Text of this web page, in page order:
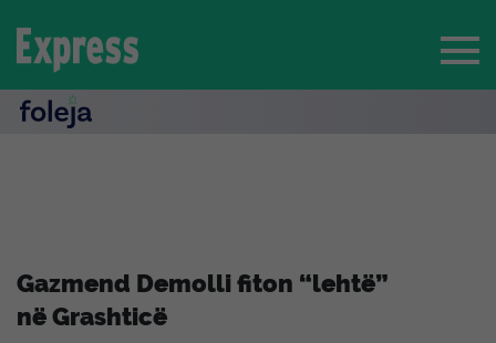
Gazmend Demolli fiton “lehtë”
në Grashticë